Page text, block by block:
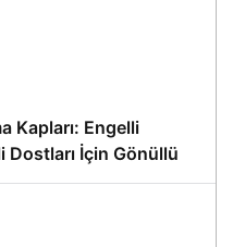
Kapları: Engelli
Dostları İçin Gönüllü